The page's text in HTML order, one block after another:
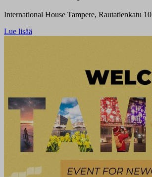
International House Tampere, Rautatienkatu 10
Lue lisää